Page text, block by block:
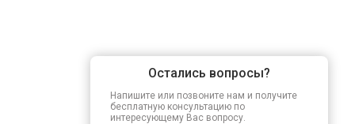
Остались вопросы?
Напишите или позвоните нам и получите
бесплатную консультацию по
интересующему Вас вопросу.